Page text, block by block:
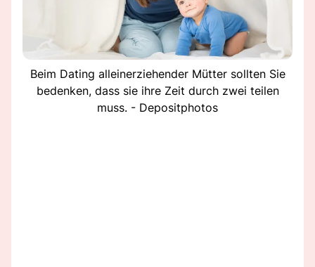
Beim Dating alleinerziehender Mütter sollten Sie
bedenken, dass sie ihre Zeit durch zwei teilen
muss. - Depositphotos